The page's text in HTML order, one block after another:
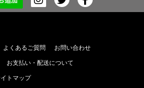
よくあるご質問
お問い合わせ
お支払い・配送について
トマップ